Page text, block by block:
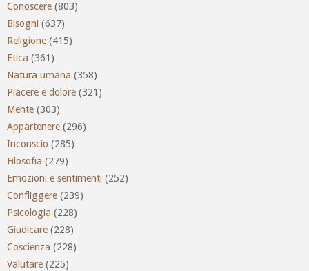
Conoscere (803)
Bisogni (637)
Religione (415)
Etica (361)
Natura umana (358)
Piacere e dolore (321)
Mente (303)
Appartenere (296)
Inconscio (285)
Filosofia (279)
Emozioni e sentimenti (252)
Confliggere (239)
Psicologia (228)
Giudicare (228)
Coscienza (228)
Valutare (225)